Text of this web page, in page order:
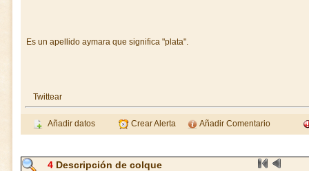
Es un apellido aymara que significa "plata".
Twittear
Añadir datos Crear Alerta Añadir Comentario
4Descripción de colque